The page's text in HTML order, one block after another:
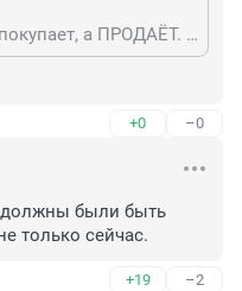
Авиакомпания билеты не покупает, а ПРОДАЁТ. И может отказать только в ПРОДАЖЕ ПАССАЖИРАМ из черного списка.
+0 –0
должны были быть
только сейчас.
+19 –2